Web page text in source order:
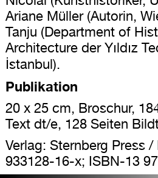
Ariane Müller (Autorin,
Tanju (Department of
Architecture der Yıldız
İstanbul).
Publikation
20 x 25 cm, Broschur,
Text dt/e, 128 Seiten
Verlag: Sternberg Press
933128-16-x; ISBN-13